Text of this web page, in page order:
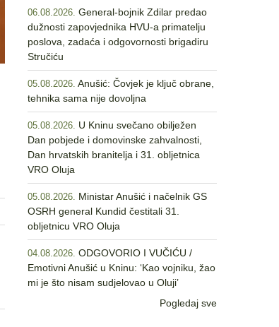
06.08.2026. General-bojnik Zdilar predao
dužnosti zapovjednika HVU-a primatelju
poslova, zadaća i odgovornosti brigadiru
Stručiću
05.08.2026. Anušić: Čovjek je ključ obrane,
tehnika sama nije dovoljna
05.08.2026. U Kninu svečano obilježen
Dan pobjede i domovinske zahvalnosti,
Dan hrvatskih branitelja i 31. obljetnica
VRO Oluja
05.08.2026. Ministar Anušić i načelnik GS
OSRH general Kundid čestitali 31.
obljetnicu VRO Oluja
04.08.2026. ODGOVORIO I VUČIĆU /
Emotivni Anušić u Kninu: ‘Kao vojniku, žao
mi je što nisam sudjelovao u Oluji’
Pogledaj sve